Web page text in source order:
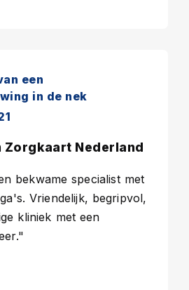
een
in de nek
Zorgkaart Nederland
bekwame specialist met
Vriendelijk, begripvol,
kliniek met een